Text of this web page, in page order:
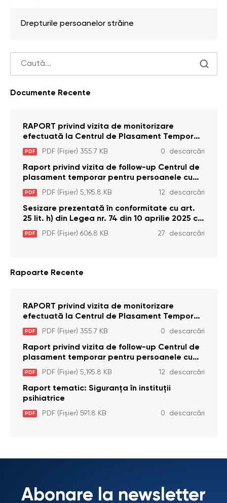
Drepturile persoanelor străine
Documente Recente
RAPORT privind vizita de monitorizare
efectuată la Centrul de Plasament Temporar
pentru Persoane cu Dizabilități (Adulte) din s.
Brînzeni, r. Edineț, din data de 25 mai 2026
PDF PDF (Fișier) 355.7 KB 0 descarcări
Raport privind vizita de follow-up Centrul de
plasament temporar pentru persoanele cu
dizabilități (adulte) Bădiceni, Soroca (11 iunie
2026)
PDF PDF (Fișier) 5,195.8 KB 12 descarcări
Sesizare prezentată în conformitate cu art.
25 lit. h) din Legea nr. 74 din 10 aprilie 2025 cu
privire la Curtea Constituțională şi art. 26 din
Legea cu privire la Avocatul Poporului
PDF PDF (Fișier) 606.8 KB 27 descarcări
Rapoarte Recente
RAPORT privind vizita de monitorizare
efectuată la Centrul de Plasament Temporar
pentru Persoane cu Dizabilități (Adulte) din s.
Brînzeni, r. Edineț, din data de 25 mai 2026
PDF PDF (Fișier) 355.7 KB 0 descarcări
Raport privind vizita de follow-up Centrul de
plasament temporar pentru persoanele cu
dizabilități (adulte) Bădiceni, Soroca (11 iunie
2026)
PDF PDF (Fișier) 5,195.8 KB 12 descarcări
Raport tematic: Siguranța în instituții
psihiatrice
PDF PDF (Fișier) 591.8 KB 0 descarcări
Abonare la newsletter